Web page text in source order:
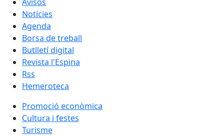
Notícies
Agenda
Borsa de treball
Butlletí digital
Revista l'Espina
Rss
Hemeroteca
Promoció econòmica
Cultura i festes
Turisme